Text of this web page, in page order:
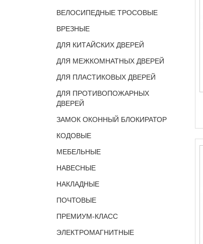
ВЕЛОСИПЕДНЫЕ ТРОСОВЫЕ
ВРЕЗНЫЕ
ДЛЯ КИТАЙСКИХ ДВЕРЕЙ
ДЛЯ МЕЖКОМНАТНЫХ ДВЕРЕЙ
ДЛЯ ПЛАСТИКОВЫХ ДВЕРЕЙ
ДЛЯ ПРОТИВОПОЖАРНЫХ
ДВЕРЕЙ
ЗАМОК ОКОННЫЙ БЛОКИРАТОР
КОДОВЫЕ
МЕБЕЛЬНЫЕ
НАВЕСНЫЕ
НАКЛАДНЫЕ
ПОЧТОВЫЕ
ПРЕМИУМ-КЛАСС
ЭЛЕКТРОМАГНИТНЫЕ